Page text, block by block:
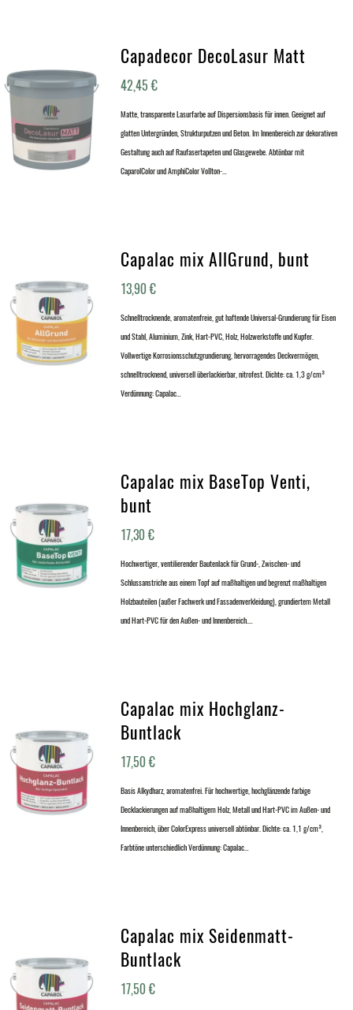
Capadecor DecoLasur Matt
42,45€
Matte, transparente Lasurfarbe auf Dispersionsbasis für innen. Geeignet auf
glatten Untergründen, Strukturputzen und Beton. Im Innenbereich zur dekorativen
Gestaltung auch auf Raufasertapeten und Glasgewebe. Abtönbar mit
CaparolColor und AmphiColor Vollton-…
Capalac mix AllGrund, bunt
13,90€
Schnelltrocknende, aromatenfreie, gut haftende Universal-Grundierung für Eisen
und Stahl, Aluminium, Zink, Hart-PVC, Holz, Holzwerkstoffe und Kupfer.
Vollwertige Korrosionsschutzgrundierung, hervorragendes Deckvermögen,
schnelltrocknend, universell überlackierbar, nitrofest. Dichte: ca. 1,3 g/cm³
Verdünnung: Capalac…
Capalac mix BaseTop Venti,
bunt
17,30€
Hochwertiger, ventilierender Bautenlack für Grund-, Zwischen- und
Schlussanstriche aus einem Topf auf maßhaltigen und begrenzt maßhaltigen
Holzbauteilen (außer Fachwerk und Fassadenverkleidung), grundiertem Metall
und Hart-PVC für den Außen- und Innenbereich.…
Capalac mix Hochglanz-
Buntlack
17,50€
Basis Alkydharz, aromatenfrei. Für hochwertige, hochglänzende farbige
Decklackierungen auf maßhaltigem Holz, Metall und Hart-PVC im Außen- und
Innenbereich, über ColorExpress universell abtönbar. Dichte: ca. 1,1 g/cm³,
Farbtöne unterschiedlich Verdünnung: Capalac…
Capalac mix Seidenmatt-
Buntlack
17,50€